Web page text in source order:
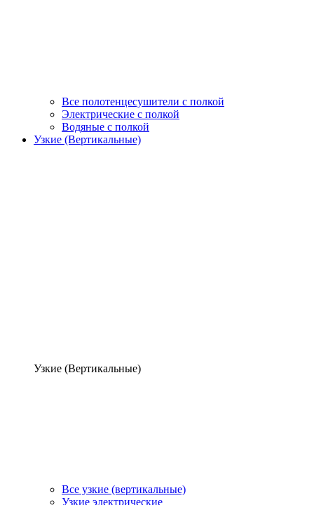
Все полотенцесушители с полкой
Электрические с полкой
Водяные с полкой
Узкие (Вертикальные)
Узкие (Вертикальные)
Все узкие (вертикальные)
Узкие электрические